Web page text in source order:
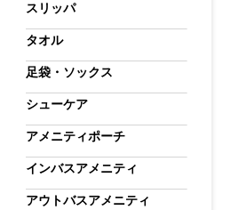
スリッパ
タオル
足袋・ソックス
シューケア
アメニティポーチ
インバスアメニティ
アウトバスアメニティ